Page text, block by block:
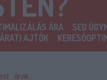
ÁRA SEO
AJTÓK